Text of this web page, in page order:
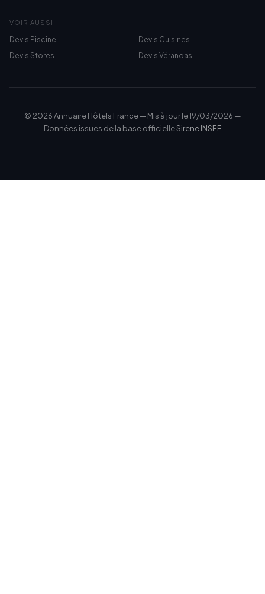
VOIR AUSSI
Devis Piscine
Devis Cuisines
Devis Stores
Devis Vérandas
© 2026 Annuaire Hôtels France — Mis à jour le 19/03/2026 —
Données issues de la base officielleSirene INSEE